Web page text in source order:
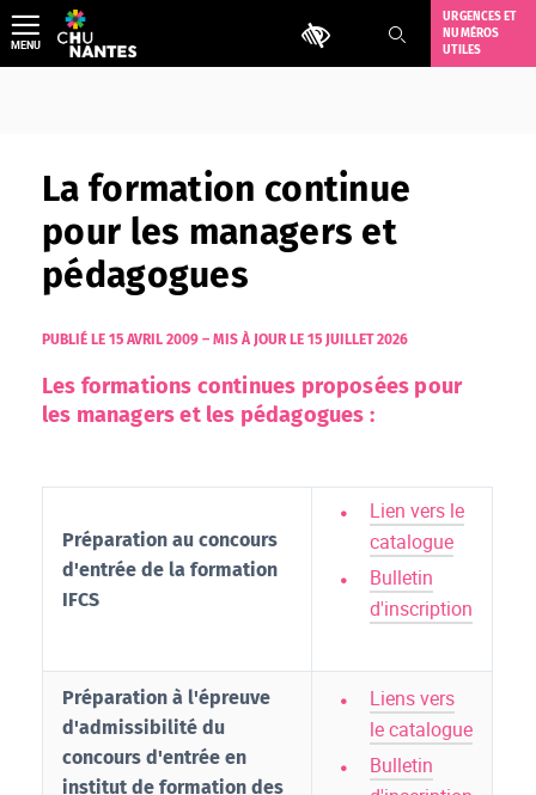
Aller
au
contenu
Outils d'accessibilité
URGENCES ET
NUMÉROS
UTILES
MENU
La formation continue
pour les managers et
pédagogues
PUBLIÉ LE 15 AVRIL 2009 – MIS À JOUR LE 15 JUILLET 2026
Les formations continues proposées pour
les managers et les pédagogues :
Préparation au concours
d'entrée de la formation
IFCS
Lien vers le
catalogue
Bulletin
d'inscription
Préparation à l'épreuve
d'admissibilité du
concours d'entrée en
institut de formation des
Liens vers
le catalogue
Bulletin